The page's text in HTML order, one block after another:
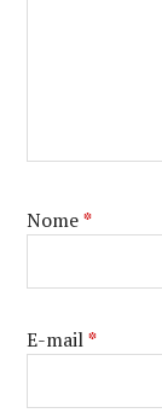
Nome*
E-mail*